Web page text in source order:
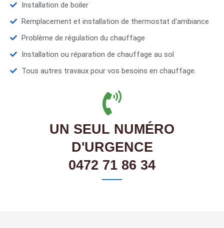
Installation de boiler
Remplacement et installation de thermostat d'ambiance
Problème de régulation du chauffage
Installation ou réparation de chauffage au sol
Tous autres travaux pour vos besoins en chauffage.
UN SEUL NUMÉRO
D'URGENCE
0472 71 86 34